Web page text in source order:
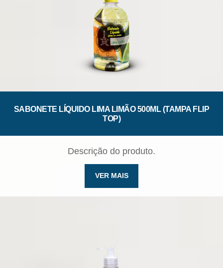
SABONETE LÍQUIDO LIMA LIMÃO 500ML (TAMPA FLIP
TOP)
Descrição do produto.
VER MAIS